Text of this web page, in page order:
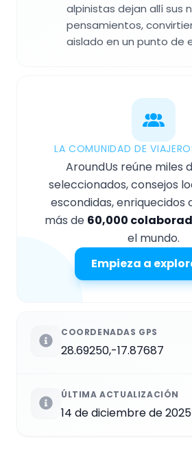
alpinistas dejan allí sus
pensamientos,
aislado en un punto de
LA COMUNIDAD DE
AroundUs reúne miles
seleccionados, consejos
escondidas, enriquecidos
más de 60,000
el mundo.
Empieza a
COORDENADAS GPS
28.69250,-17.87687
ÚLTIMA ACTUALIZACIÓN
14 de diciembre de 2025